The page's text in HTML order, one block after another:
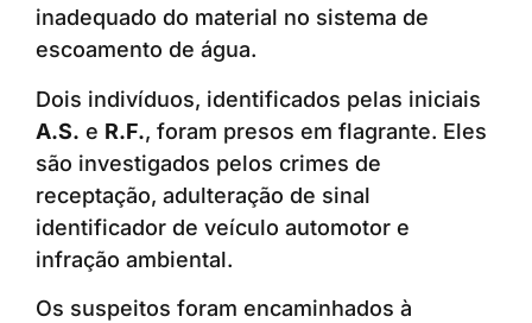
inadequado do material no sistema de
escoamento de água.
Dois indivíduos, identificados pelas iniciais
A.S. e R.F., foram presos em flagrante. Eles
são investigados pelos crimes de
receptação, adulteração de sinal
identificador de veículo automotor e
infração ambiental.
Os suspeitos foram encaminhados à